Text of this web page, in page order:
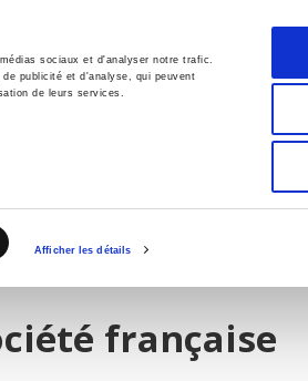
sociaux et d'analyser notre trafic.
publicité et d'analyse, qui peuvent
de leurs services.
Afficher les détails
Français
française